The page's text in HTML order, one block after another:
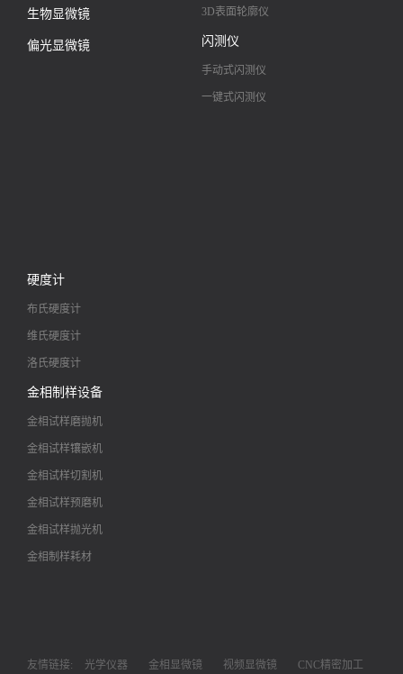
生物显微镜
偏光显微镜
3D表面轮廓仪
闪测仪
手动式闪测仪
一键式闪测仪
硬度计
布氏硬度计
维氏硬度计
洛氏硬度计
金相制样设备
金相试样磨抛机
金相试样镶嵌机
金相试样切割机
金相试样预磨机
金相试样抛光机
金相制样耗材
友情链接: 光学仪器 金相显微镜 视频显微镜 CNC精密加工